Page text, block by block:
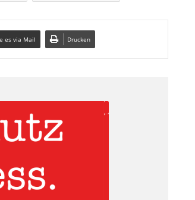
es via Mail Drucken